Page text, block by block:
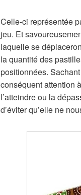
Celle-ci représentée
jeu. Et
laquelle se
la quantité des
positionnées.
conséquent attention
l’atteindre ou la
d’éviter qu’elle ne